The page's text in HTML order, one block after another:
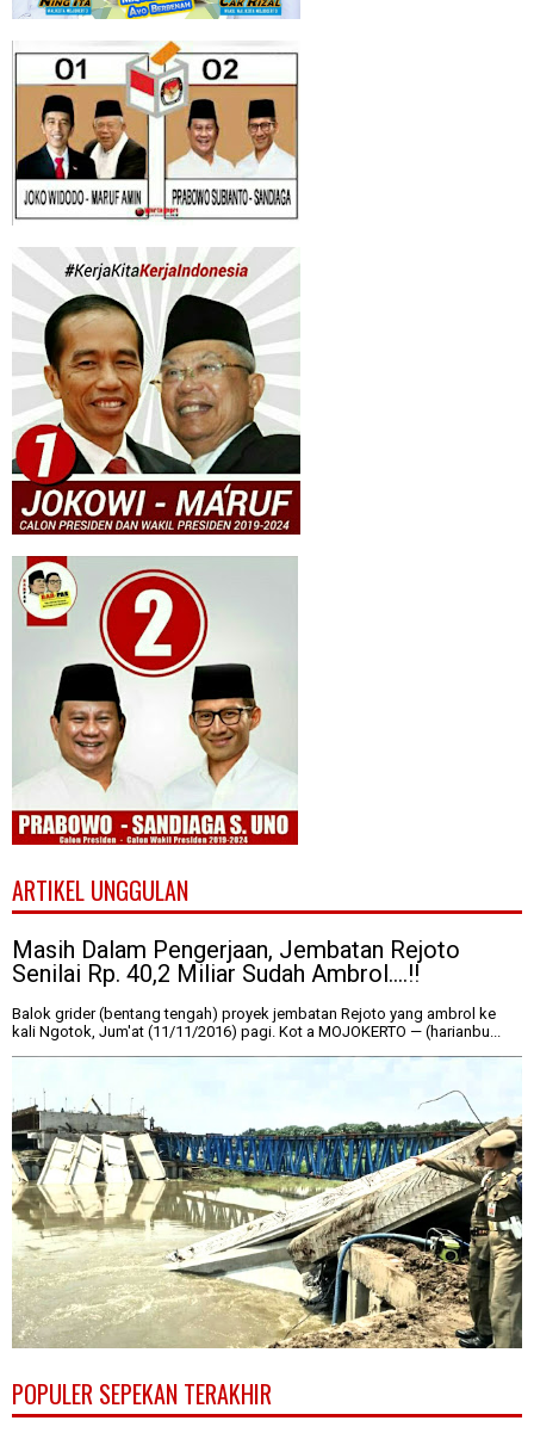
ARTIKEL UNGGULAN
Masih Dalam Pengerjaan, Jembatan Rejoto
Senilai Rp. 40,2 Miliar Sudah Ambrol....!!
Balok grider (bentang tengah) proyek jembatan Rejoto yang ambrol ke
kali Ngotok, Jum'at (11/11/2016) pagi. Kot a MOJOKERTO — (harianbu...
POPULER SEPEKAN TERAKHIR